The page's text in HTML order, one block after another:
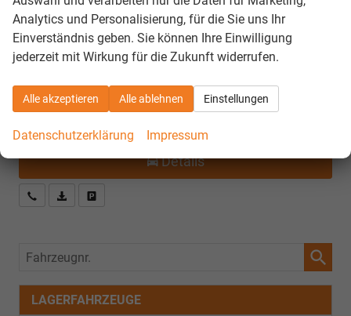
Verbrauch kombiniert:6,50 l/100km
CO2-Emissionen:148,00 g/km
sofort lieferbar
39.695,– €
Details
Kostenloser Rückruf-Service
PDF-Datei, Fahrzeugexposé drucken
Fahrzeugnr.
LAGERFAHRZEUGE
Analytics und Personalisierung, für die Sie uns Ihr
Einverständnis geben. Sie können Ihre Einwilligung
jederzeit mit Wirkung für die Zukunft widerrufen.
Alle akzeptieren Alle ablehnen Einstellungen
Datenschutzerklärung Impressum